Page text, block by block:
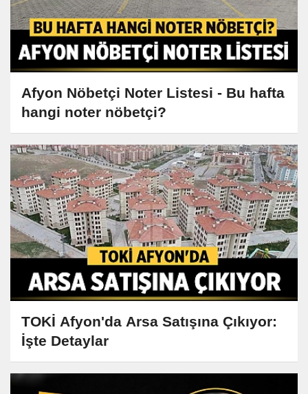
Afyon Nöbetçi Noter Listesi - Bu hafta
hangi noter nöbetçi?
TOKİ Afyon'da Arsa Satışına Çıkıyor:
İşte Detaylar